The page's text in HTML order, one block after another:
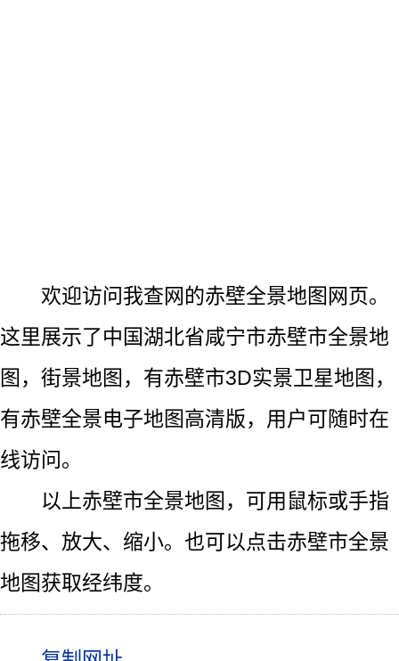
欢迎访问我查网的赤壁全景地图网页。
这里展示了中国湖北省咸宁市赤壁市全景地
图，街景地图，有赤壁市3D实景卫星地图，
有赤壁全景电子地图高清版，用户可随时在
线访问。
以上赤壁市全景地图，可用鼠标或手指
拖移、放大、缩小。也可以点击赤壁市全景
地图获取经纬度。